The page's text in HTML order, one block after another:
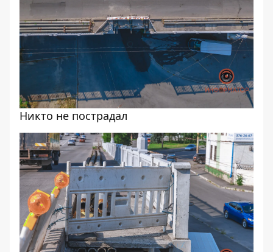
Никто не пострадал